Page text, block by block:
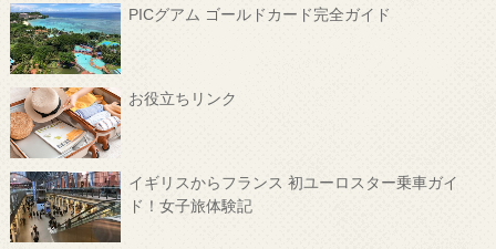
PICグアム ゴールドカード完全ガイド
お役立ちリンク
イギリスからフランス 初ユーロスター乗車ガイ
ド！女子旅体験記